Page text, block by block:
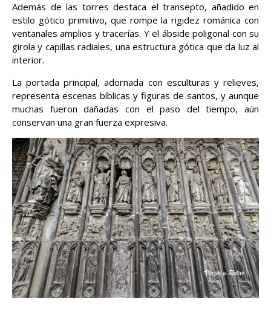
Además de las torres destaca el transepto, añadido en
estilo gótico primitivo, que rompe la rigidez románica con
ventanales amplios y tracerías. Y el ábside poligonal con su
girola y capillas radiales, una estructura gótica que da luz al
interior.
La portada principal, adornada con esculturas y relieves,
representa escenas bíblicas y figuras de santos, y aunque
muchas fueron dañadas con el paso del tiempo, aún
conservan una gran fuerza expresiva.